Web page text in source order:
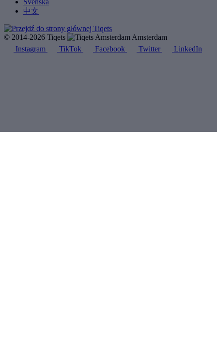
Svenska
中文
© 2014-2026 Tiqets
Amsterdam
Instagram
TikTok Facebook Twitter LinkedIn